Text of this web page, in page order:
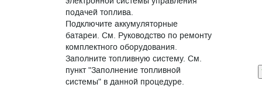
подачей топлива.
Подключите аккумуляторные
батареи. См. Руководство по ремонту
комплектного оборудования.
Заполните топливную систему. См.
пункт "Заполнение топливной
системы" в данной процедуре.